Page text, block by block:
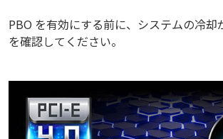
PBO を有効にする前に、システムの冷却
を確認してください。